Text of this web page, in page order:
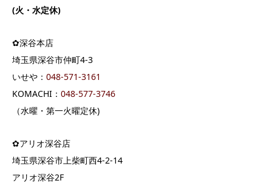
(火・水定休)
✿深谷本店
埼玉県深谷市仲町4-3
いせや： 048-571-3161
KOMACHI： 048-577-3746
（水曜・第一火曜定休)
✿アリオ深谷店
埼玉県深谷市上柴町西4-2-14
アリオ深谷2F